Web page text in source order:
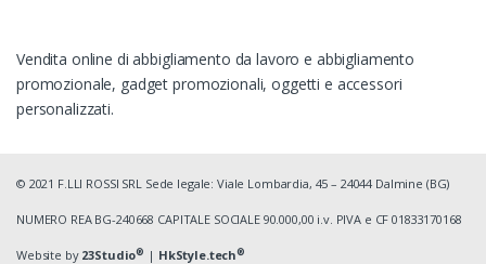
Vendita online di abbigliamento da lavoro e abbigliamento
promozionale, gadget promozionali, oggetti e accessori
personalizzati.
© 2021 F.LLI ROSSI SRL Sede legale: Viale Lombardia, 45 – 24044 Dalmine (BG)
NUMERO REA BG-240668 CAPITALE SOCIALE 90.000,00 i.v. PIVA e CF 01833170168
Website by 23Studio® | HkStyle.tech®